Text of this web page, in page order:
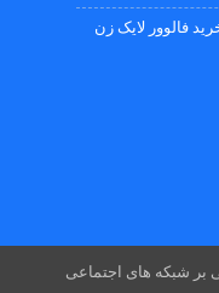
فالوور لایک زن
بر شبکه های اجتماعی